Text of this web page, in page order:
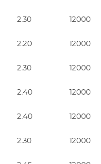
2.30 12000
2.20 12000
2.30 12000
2.40 12000
2.40 12000
2.30 12000